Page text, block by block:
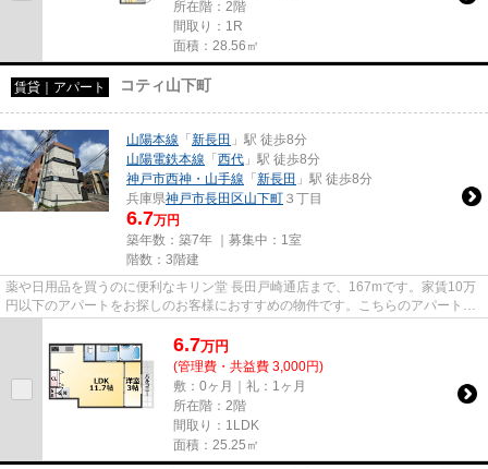
所在階：2階
間取り：1R
面積：28.56㎡
賃貸｜アパート コティ山下町
山陽本線 「 新長田 」駅 徒歩8分
山陽電鉄本線 「 西代 」駅 徒歩8分
神戸市西神・山手線 「 新長田 」駅 徒歩8分
兵庫県神戸市長田区山下町 ３丁目
6.7万円
築年数：築7年 ｜募集中： 1室
階数：3階建
薬や日用品を買うのに便利なキリン堂 長田戸崎通店まで、167mです。家賃10万
円以下のアパートをお探しのお客様におすすめの物件です。こちらのアパートは
6.7万円
(管理費・共益費 3,000円)
敷：0ヶ月｜礼：1ヶ月
所在階：2階
間取り：1LDK
面積：25.25㎡